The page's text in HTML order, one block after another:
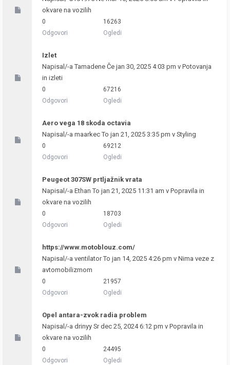
okvare na vozilih
0
Odgovori
16263
Ogledi
Izlet
Napisal/-aTamadene Če jan 30, 2025 4:03 pm v Potovanja
in izleti
0
Odgovori
67216
Ogledi
Aero vega 18 skoda octavia
Napisal/-a maarkecTo jan 21, 2025 3:35 pm v Styling
0
Odgovori
69212
Ogledi
Peugeot 307SW prtljažnik vrata
Napisal/-a Ethan To jan 21, 2025 11:31 am v Popravila in
okvare na vozilih
0
Odgovori
18703
Ogledi
https://www.motoblouz.com/
Napisal/-a ventilatorTo jan 14, 2025 4:26 pm v Nima veze z
avtomobilizmom
0
Odgovori
21957
Ogledi
Opel antara-zvok radia problem
Napisal/-a drinyy Sr dec 25, 2024 6:12 pm v Popravila in
okvare na vozilih
0
Odgovori
24495
Ogledi